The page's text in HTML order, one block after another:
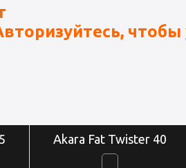
Akara Fat Twister 40